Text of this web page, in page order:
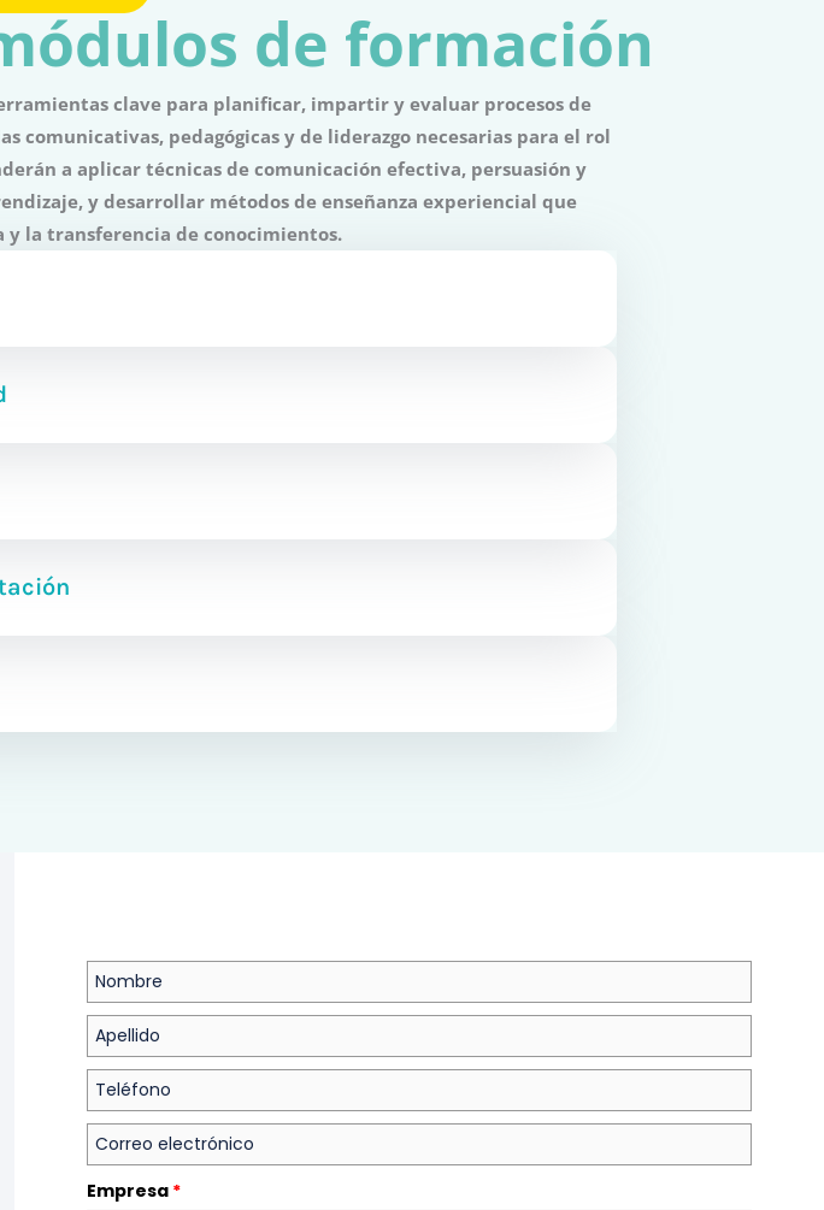
de formación
clave para planificar, impartir y evaluar procesos de
pedagógicas y de liderazgo necesarias para el rol
a aplicar técnicas de comunicación efectiva, persuasión y
y desarrollar métodos de enseñanza experiencial que
la transferencia de conocimientos.
Empresa *